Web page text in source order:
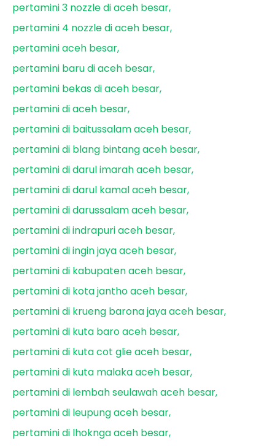
pertamini 3 nozzle di aceh besar
pertamini 4 nozzle di aceh besar
pertamini aceh besar
pertamini baru di aceh besar
pertamini bekas di aceh besar
pertamini di aceh besar
pertamini di baitussalam aceh besar
pertamini di blang bintang aceh besar
pertamini di darul imarah aceh besar
pertamini di darul kamal aceh besar
pertamini di darussalam aceh besar
pertamini di indrapuri aceh besar
pertamini di ingin jaya aceh besar
pertamini di kabupaten aceh besar
pertamini di kota jantho aceh besar
pertamini di krueng barona jaya aceh besar
pertamini di kuta baro aceh besar
pertamini di kuta cot glie aceh besar
pertamini di kuta malaka aceh besar
pertamini di lembah seulawah aceh besar
pertamini di leupung aceh besar
pertamini di lhoknga aceh besar